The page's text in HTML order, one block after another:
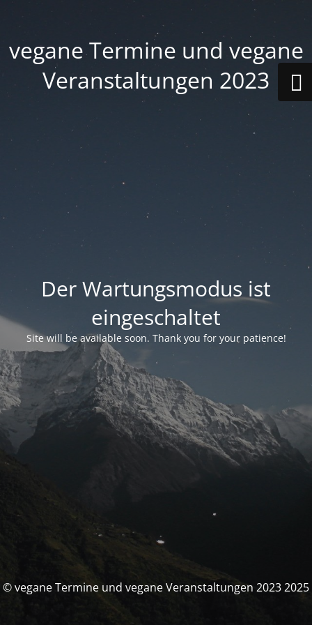
vegane Termine und vegane
Veranstaltungen 2023
Der Wartungsmodus ist
eingeschaltet
Site will be available soon. Thank you for your patience!
© vegane Termine und vegane Veranstaltungen 2023 2025